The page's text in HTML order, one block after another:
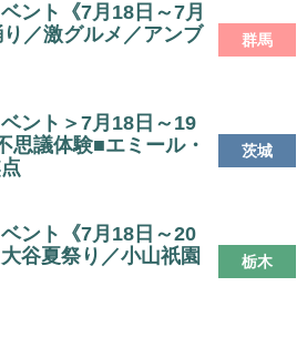
群馬
ント《7月18日～7月
／激グルメ／アンブ
茨城
ント＞7月18日～19
議体験■エミール・
栃木
ント《7月18日～20
谷夏祭り／小山祇園